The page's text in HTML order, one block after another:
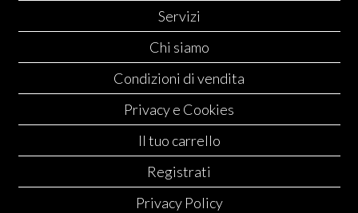
Servizi
Chi siamo
Condizioni di vendita
Privacy e Cookies
Il tuo carrello
Registrati
Privacy Policy